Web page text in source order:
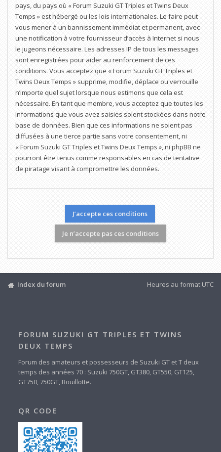
pays, du pays où « Forum Suzuki GT Triples et Twins Deux
Temps » est hébergé ou les lois internationales. Le faire peut
vous mener à un bannissement immédiat et permanent, avec
une notification à votre fournisseur d’accès à Internet si nous
le jugeons nécessaire. Les adresses IP de tous les messages
sont enregistrées pour aider au renforcement de ces
conditions. Vous acceptez que « Forum Suzuki GT Triples et
Twins Deux Temps » supprime, modifie, déplace ou verrouille
n’importe quel sujet lorsque nous estimons que cela est
nécessaire. En tant que membre, vous acceptez que toutes les
informations que vous avez saisies soient stockées dans notre
base de données. Bien que ces informations ne soient pas
diffusées à une tierce partie sans votre consentement, ni
« Forum Suzuki GT Triples et Twins Deux Temps », ni phpBB ne
pourront être tenus comme responsables en cas de tentative
de piratage visant à compromettre les données.
Index du forum Heures au format UTC
FORUM SUZUKI GT TRIPLES ET TWINS
DEUX TEMPS
Forum des amateurs et possesseurs de Suzuki GT et T deux
temps des années 70 : Suzuki 750GT, GT380, GT550, GT125,
GT750, 750GT, Bouillotte.
QR CODE